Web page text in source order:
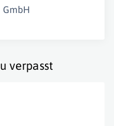
GmbH
verpasst